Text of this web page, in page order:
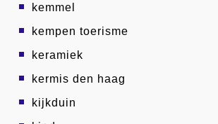
kemmel
kempen toerisme
keramiek
kermis den haag
kijkduin